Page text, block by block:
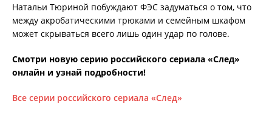
Натальи Тюриной побуждают ФЭС задуматься о том, что
между акробатическими трюками и семейным шкафом
может скрываться всего лишь один удар по голове.
Смотри новую серию российского сериала «След»
онлайн и узнай подробности!
Все серии российского сериала «След»